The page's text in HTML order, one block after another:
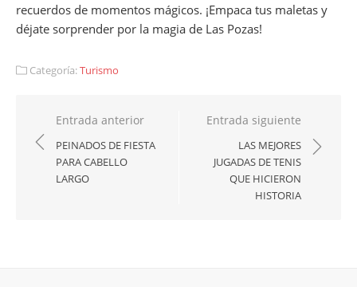
recuerdos de momentos mágicos. ¡Empaca tus maletas y
déjate sorprender por la magia de Las Pozas!
Categoría:Turismo
Navegación
de
entradas
Entrada anterior
PEINADOS DE FIESTA
PARA CABELLO
LARGO
Entrada siguiente
LAS MEJORES
JUGADAS DE TENIS
QUE HICIERON
HISTORIA